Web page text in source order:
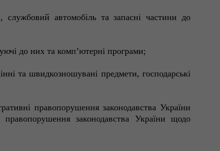
автомобіль та запасні частини до
до них та комп’ютерні програми;
та швидкозношувані предмети, господарські
правопорушення законодавства України
законодавства України щодо